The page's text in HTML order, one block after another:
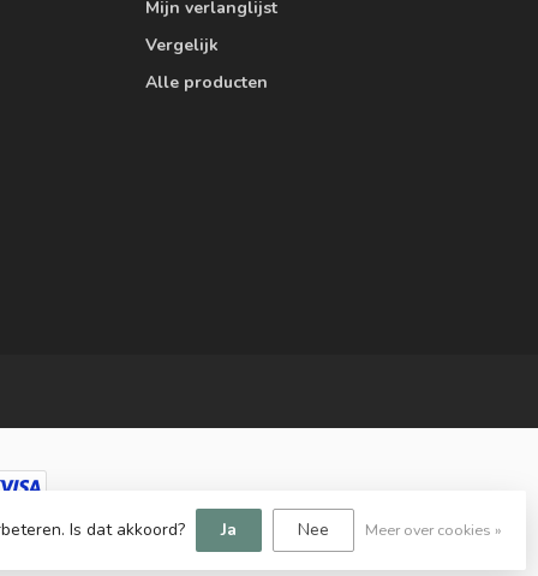
Mijn verlanglijst
Vergelijk
Alle producten
Is dat akkoord? Ja Nee Meer over cookies »